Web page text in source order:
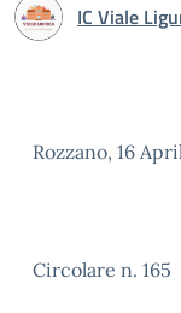
IC Viale
Rozzano, 16
Circolare n. 165